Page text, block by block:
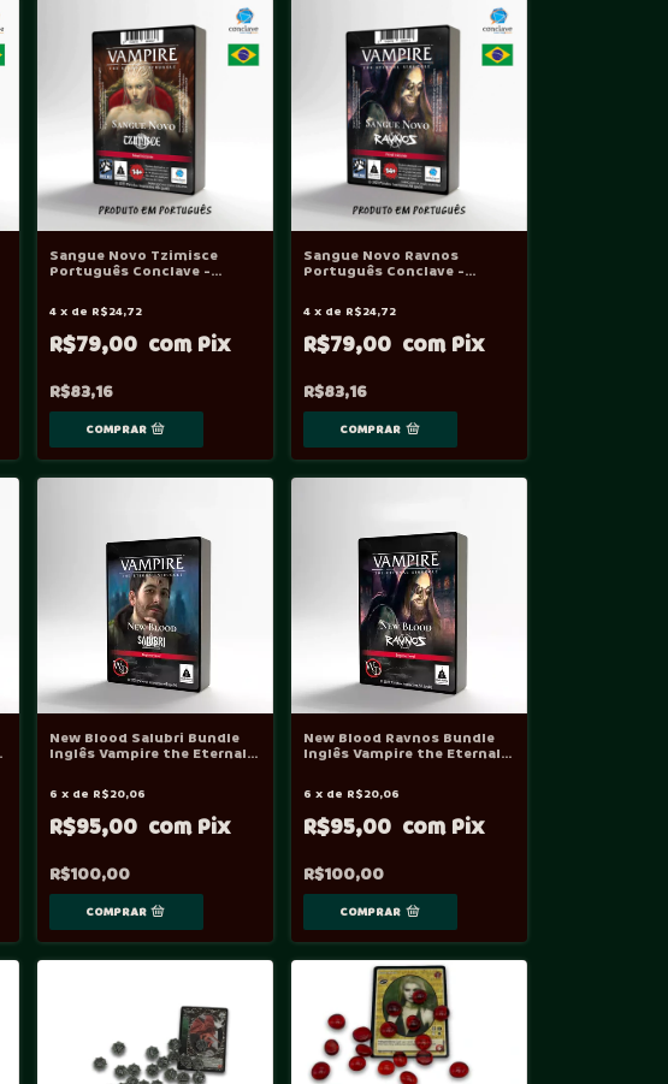
Sangue Novo Tzimisce
Português Conclave -
Struggle - VtES
R$83,16
R$79,00
4 x de R$24,72
Sangue Novo Ravnos
Português Conclave -
Struggle - VtES
R$83,16
R$79,00
4 x de R$24,72
New Blood Salubri Bundle
Inglês Vampire the Eternal
R$100,00
R$95,00
6 x de R$20,06
New Blood Ravnos Bundle
Inglês Vampire the Eternal
R$100,00
R$95,00
6 x de R$20,06